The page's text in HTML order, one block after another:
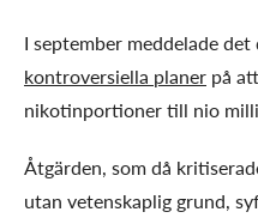
I september meddelade
kontroversiella planer på
nikotinportioner till nio
Åtgärden, som då
utan vetenskaplig grund,